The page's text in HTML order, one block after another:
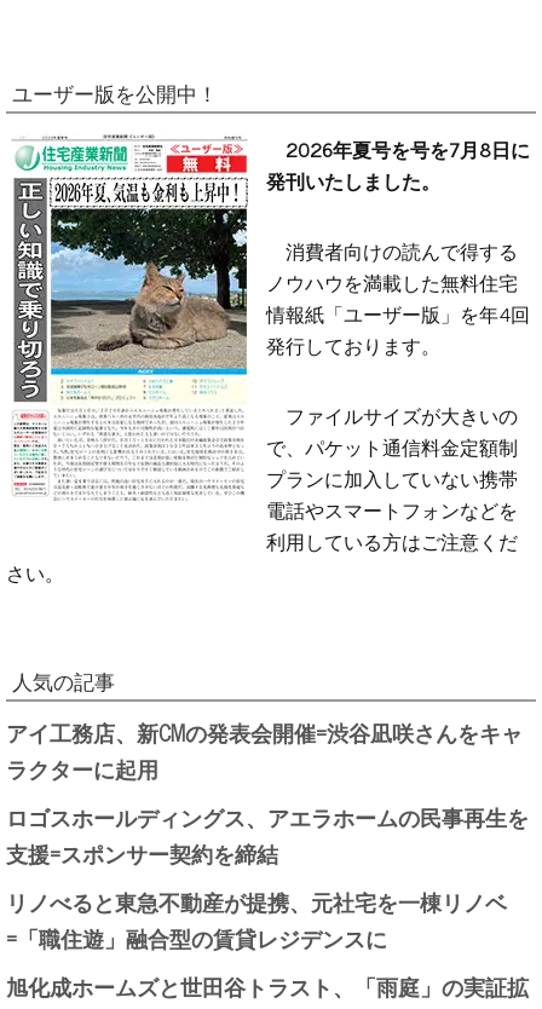
ユーザー版を公開中！
2026年夏号を号を7月8日に
発刊いたしました。
消費者向けの読んで得する
ノウハウを満載した無料住宅
情報紙「ユーザー版」を年4回
発行しております。
ファイルサイズが大きいの
で、パケット通信料金定額制
プランに加入していない携帯
電話やスマートフォンなどを
利用している方はご注意くだ
さい。
人気の記事
アイ工務店、新CMの発表会開催=渋谷凪咲さんをキャ
ラクターに起用
ロゴスホールディングス、アエラホームの民事再生を
支援=スポンサー契約を締結
リノべると東急不動産が提携、元社宅を一棟リノベ
=「職住遊」融合型の賃貸レジデンスに
旭化成ホームズと世田谷トラスト、「雨庭」の実証拡